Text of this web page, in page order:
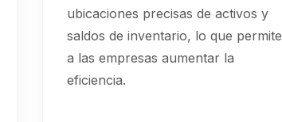
ubicaciones precisas de activos y
saldos de inventario, lo que permite
a las empresas aumentar la
eficiencia.